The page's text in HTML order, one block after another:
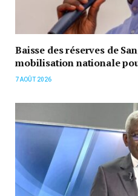
Baisse des réserves de
mobilisation nationale
7 AOÛT 2026